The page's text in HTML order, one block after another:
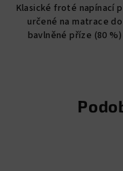
Klasické froté napínací
určené na matrace
bavlněné příze (80